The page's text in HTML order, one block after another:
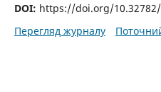
DOI: https://doi.org/
Перегляд журналу